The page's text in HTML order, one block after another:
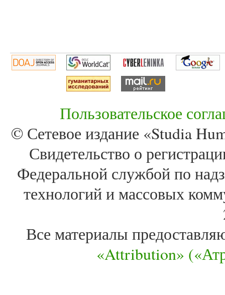
Пользовательское
© Сетевое издание «Studia
Свидетельство о
Федеральной службой по
технологий и массовых
Все материалы
«Attribution»